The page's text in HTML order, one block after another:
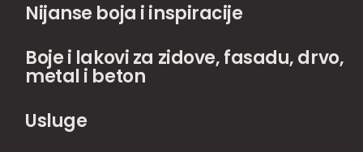
Nijanse boja i inspiracije
Boje i lakovi za zidove, fasadu, drvo,
metal i beton
Usluge